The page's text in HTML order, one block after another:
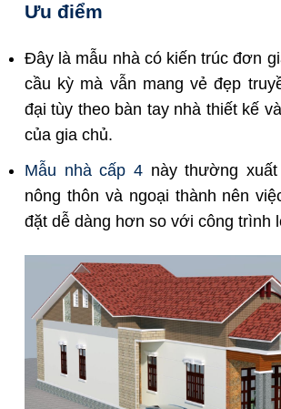
Ưu điểm
Đây là mẫu nhà có kiến trúc đơn
cầu kỳ mà vẫn mang vẻ đẹp
đại tùy theo bàn tay nhà thiết kế
của gia chủ.
Mẫu nhà cấp 4 này thường
nông thôn và ngoại thành nên
đặt dễ dàng hơn so với công trình